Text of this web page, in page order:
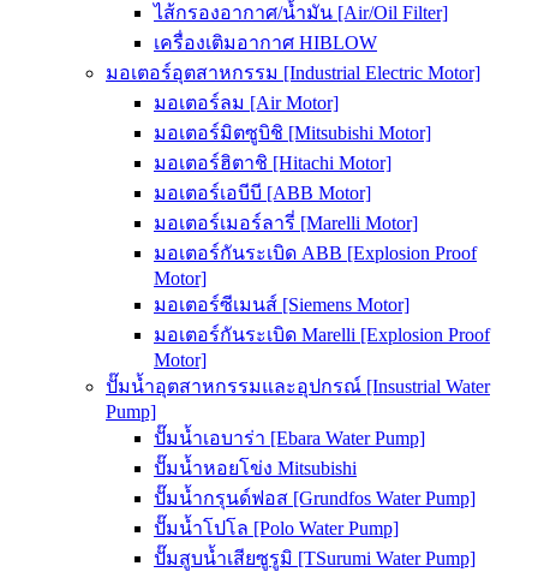
ไส้กรองอากาศ/น้ำมัน [Air/Oil Filter]
เครื่องเติมอากาศ HIBLOW
มอเตอร์อุตสาหกรรม [Industrial Electric Motor]
มอเตอร์ลม [Air Motor]
มอเตอร์มิตซูบิชิ [Mitsubishi Motor]
มอเตอร์ฮิตาชิ [Hitachi Motor]
มอเตอร์เอบีบี [ABB Motor]
มอเตอร์เมอร์ลารี่ [Marelli Motor]
มอเตอร์กันระเบิด ABB [Explosion Proof
Motor]
มอเตอร์ซีเมนส์ [Siemens Motor]
มอเตอร์กันระเบิด Marelli [Explosion Proof
Motor]
ปั๊มน้ำอุตสาหกรรมและอุปกรณ์ [Insustrial Water
Pump]
ปั๊มน้ำเอบาร่า [Ebara Water Pump]
ปั๊มน้ำหอยโข่ง Mitsubishi
ปั๊มน้ำกรุนด์ฟอส [Grundfos Water Pump]
ปั๊มน้ำโปโล [Polo Water Pump]
ปั๊มสูบน้ำเสียซูรูมิ [TSurumi Water Pump]